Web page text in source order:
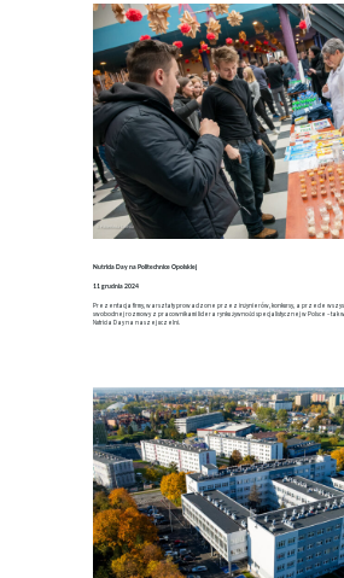
Nutricia Day na Politechnice Opolskiej
11 grudnia 2024
Prezentacja firmy, warsztaty prowadzone przez inżynierów, konkursy, a przede
swobodnej rozmowy z pracownikami lidera rynku żywności specjalistycznej w Polsce – tak
Nutricia Day na naszej uczelni.